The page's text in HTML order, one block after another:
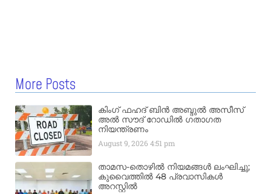
More Posts
കിംഗ് ഫഹദ് ബിൻ അബ്ദുൽ അസീസ്
അൽ സൗദ് റോഡിൽ ഗതാഗത
നിയന്ത്രണം
August 9, 20264:51 pm
താമസ-തൊഴിൽ നിയമങ്ങൾ ലംഘിച്ചു;
കുവൈത്തിൽ 48 പ്രവാസികൾ
അറസ്റ്റിൽ